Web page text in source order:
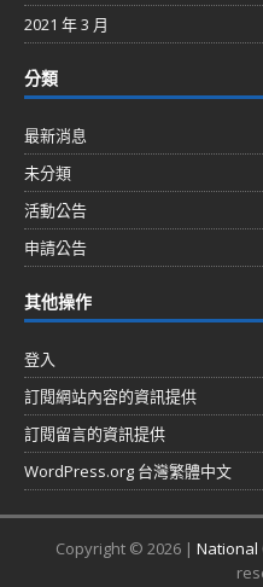
2021 年 3 月
分類
最新消息
未分類
活動公告
申請公告
其他操作
登入
訂閱網站內容的資訊提供
訂閱留言的資訊提供
WordPress.org 台灣繁體中文
Copyright © 2026 | National